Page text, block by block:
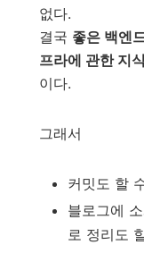
없다.
결국 좋은 백엔
프라에 관한 지
이다.
그래서
커밋도 할
블로그에
로 정리도